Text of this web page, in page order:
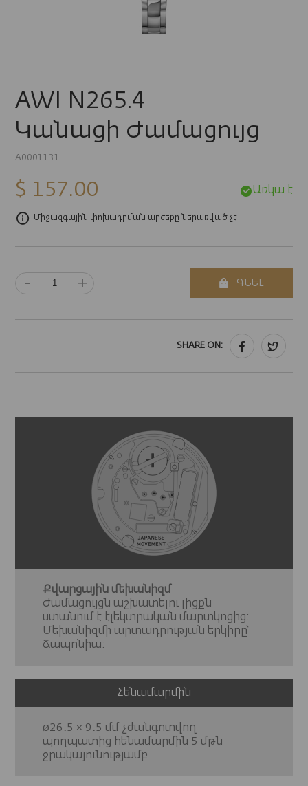
AWI N265.4
Կանացի Ժամացույց
A0001131
$ 157.00 Առկա է
Միջազգային փոխադրման արժեքը ներառված չէ
- + ԳՆԵԼ
SHARE ON:
Քվարցային մեխանիզմ
Ժամացույցն աշխատելու լիցքն
ստանում է էլեկտրական մարտկոցից:
Մեխանիզմի արտադրության երկիրը՝
Ճապոնիա:
Հենամարմին
ø26․5 × 9․5 մմ չժանգոտվող
պողպատից հենամարմին 5 մթն
ջրակայունությամբ